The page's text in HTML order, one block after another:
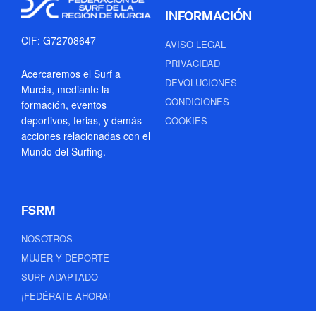
CIF: G72708647
Acercaremos el Surf a
Murcia, mediante la
formación, eventos
deportivos, ferias, y demás
acciones relacionadas con el
Mundo del Surfing.
INFORMACIÓN
AVISO LEGAL
PRIVACIDAD
DEVOLUCIONES
CONDICIONES
COOKIES
FSRM
NOSOTROS
MUJER Y DEPORTE
SURF ADAPTADO
¡FEDÉRATE AHORA!